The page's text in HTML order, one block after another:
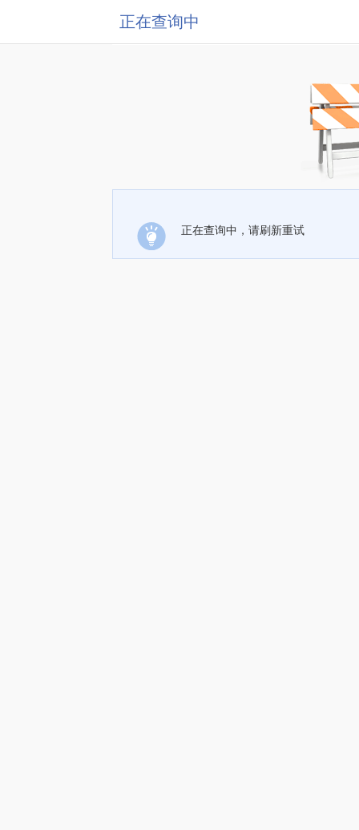
正在查询中
正在查询中，请刷新重试